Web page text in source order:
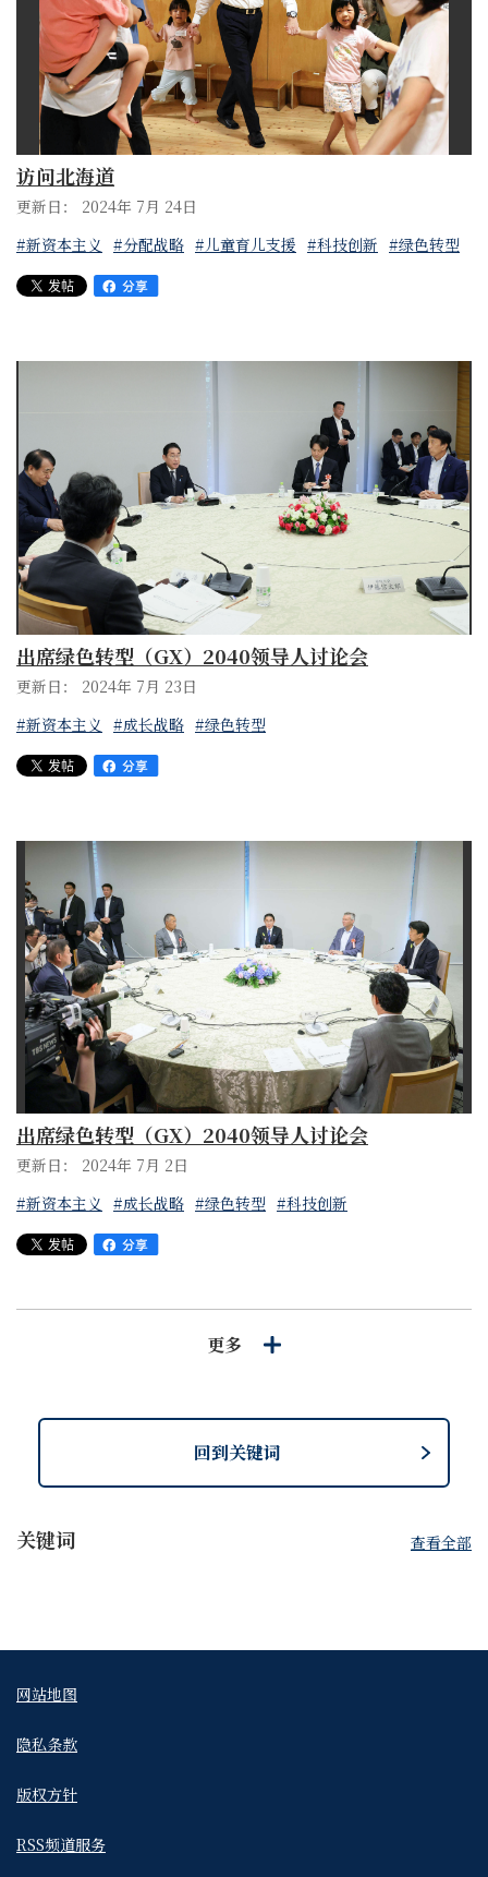
Next
访问北海道
更新日： 2024年 7月 24日
#新资本主义 #分配战略 #儿童育儿支援 #科技创新 #绿色转型
出席绿色转型（GX）2040领导人讨论会
更新日： 2024年 7月 23日
#新资本主义 #成长战略 #绿色转型
出席绿色转型（GX）2040领导人讨论会
更新日： 2024年 7月 2日
#新资本主义 #成长战略 #绿色转型 #科技创新
更多
关键词 查看全部
回到关键词
网站地图
隐私条款
版权方针
RSS频道服务